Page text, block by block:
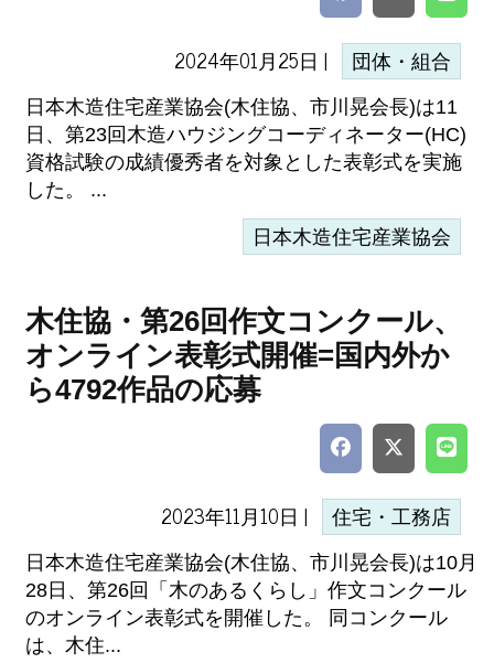
2024年01月25日 | 団体・組合
日本木造住宅産業協会(木住協、市川晃会長)は11
日、第23回木造ハウジングコーディネーター(HC)
資格試験の成績優秀者を対象とした表彰式を実施
した。 ...
日本木造住宅産業協会
木住協・第26回作文コンクール、
オンライン表彰式開催=国内外か
ら4792作品の応募
2023年11月10日 | 住宅・工務店
日本木造住宅産業協会(木住協、市川晃会長)は10月
28日、第26回「木のあるくらし」作文コンクール
のオンライン表彰式を開催した。 同コンクール
は、木住...